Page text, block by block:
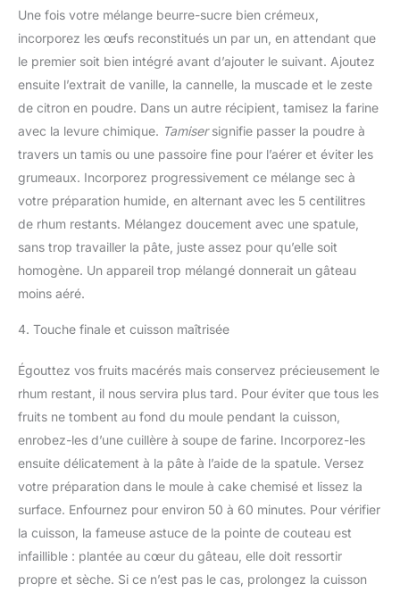
Une fois votre mélange beurre-sucre bien crémeux,
incorporez les œufs reconstitués un par un, en attendant que
le premier soit bien intégré avant d’ajouter le suivant. Ajoutez
ensuite l’extrait de vanille, la cannelle, la muscade et le zeste
de citron en poudre. Dans un autre récipient, tamisez la farine
avec la levure chimique. Tamisersignifie passer la poudre à
travers un tamis ou une passoire fine pour l’aérer et éviter les
grumeaux. Incorporez progressivement ce mélange sec à
votre préparation humide, en alternant avec les 5 centilitres
de rhum restants. Mélangez doucement avec une spatule,
sans trop travailler la pâte, juste assez pour qu’elle soit
homogène. Un appareil trop mélangé donnerait un gâteau
moins aéré.
4. Touche finale et cuisson maîtrisée
Égouttez vos fruits macérés mais conservez précieusement le
rhum restant, il nous servira plus tard. Pour éviter que tous les
fruits ne tombent au fond du moule pendant la cuisson,
enrobez-les d’une cuillère à soupe de farine. Incorporez-les
ensuite délicatement à la pâte à l’aide de la spatule. Versez
votre préparation dans le moule à cake chemisé et lissez la
surface. Enfournez pour environ 50 à 60 minutes. Pour vérifier
la cuisson, la fameuse astuce de la pointe de couteau est
infaillible : plantée au cœur du gâteau, elle doit ressortir
propre et sèche. Si ce n’est pas le cas, prolongez la cuisson